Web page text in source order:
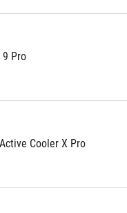
9 Pro
Cooler X Pro